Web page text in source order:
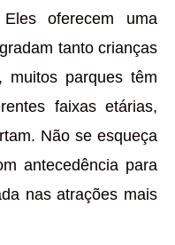
oferecem uma
tanto crianças
muitos parques têm
faixas etárias,
Não se esqueça
antecedência para
nas atrações mais